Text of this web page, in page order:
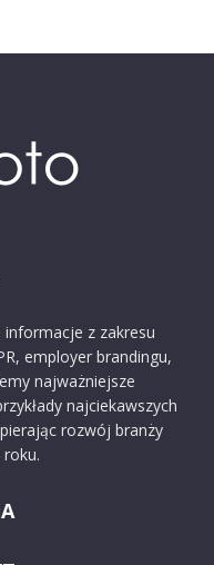
z zakresu
employer brandingu,
najważniejsze
najciekawszych
rozwój branży